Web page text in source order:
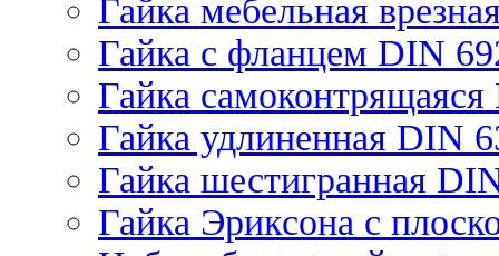
Гайка мебельная
Гайка с фланцем DIN
Гайка
Гайка удлиненная DIN
Гайка шестигранная
Гайка Эриксона с